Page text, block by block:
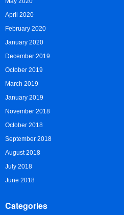
April 2020
February 2020
January 2020
December 2019
October 2019
March 2019
January 2019
November 2018
October 2018
September 2018
August 2018
July 2018
June 2018
Categories